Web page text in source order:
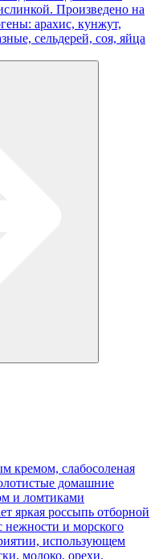
Произведено на
арахис, кунжут,
сельдерей, соя, яйца
кремом, слабосоленая
домашние
и ломтиками
яркая россыпь отборной
и морского
использующем
молоко, орехи,